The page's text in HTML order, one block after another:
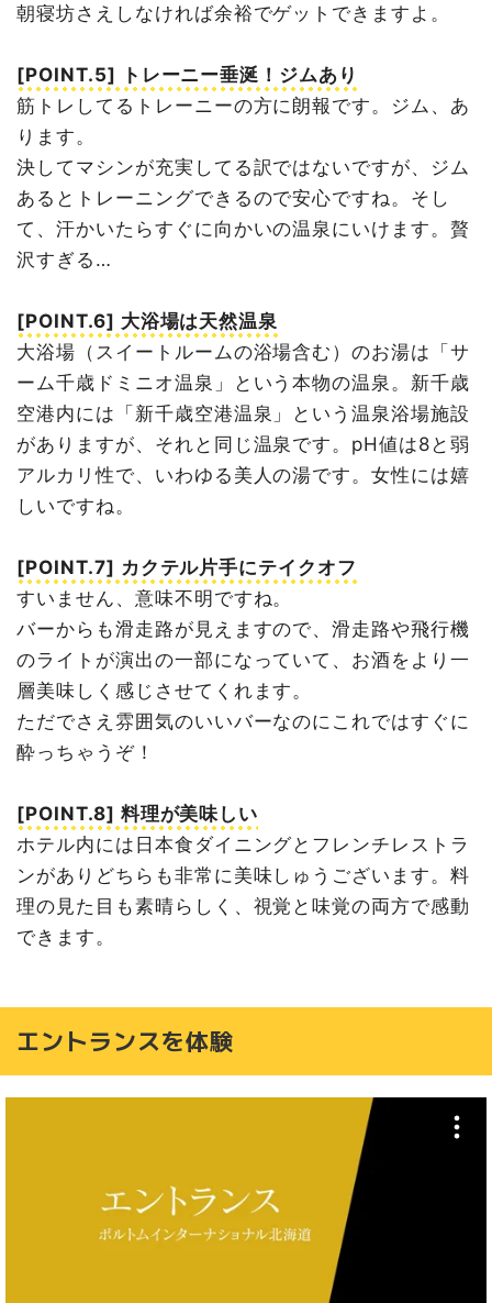
朝寝坊さえしなければ余裕でゲットできますよ。
[POINT.5] トレーニー垂涎！ジムあり
筋トレしてるトレーニーの方に朗報です。ジム、あ
ります。
決してマシンが充実してる訳ではないですが、ジム
あるとトレーニングできるので安心ですね。そし
て、汗かいたらすぐに向かいの温泉にいけます。贅
沢すぎる…
[POINT.6] 大浴場は天然温泉
大浴場（スイートルームの浴場含む）のお湯は「サ
ーム千歳ドミニオ温泉」という本物の温泉。新千歳
空港内には「新千歳空港温泉」という温泉浴場施設
がありますが、それと同じ温泉です。pH値は8と弱
アルカリ性で、いわゆる美人の湯です。女性には嬉
しいですね。
[POINT.7] カクテル片手にテイクオフ
すいません、意味不明ですね。
バーからも滑走路が見えますので、滑走路や飛行機
のライトが演出の一部になっていて、お酒をより一
層美味しく感じさせてくれます。
ただでさえ雰囲気のいいバーなのにこれではすぐに
酔っちゃうぞ！
[POINT.8] 料理が美味しい
ホテル内には日本食ダイニングとフレンチレストラ
ンがありどちらも非常に美味しゅうございます。料
理の見た目も素晴らしく、視覚と味覚の両方で感動
できます。
エントランスを体験